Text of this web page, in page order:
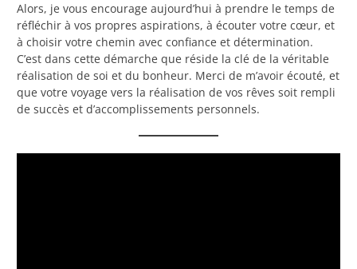
Alors, je vous encourage aujourd’hui à prendre le temps de
réfléchir à vos propres aspirations, à écouter votre cœur, et
à choisir votre chemin avec confiance et détermination.
C’est dans cette démarche que réside la clé de la véritable
réalisation de soi et du bonheur. Merci de m’avoir écouté, et
que votre voyage vers la réalisation de vos rêves soit rempli
de succès et d’accomplissements personnels.